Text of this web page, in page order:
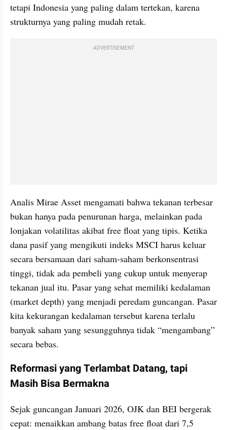
tetapi Indonesia yang paling dalam tertekan, karena
strukturnya yang paling mudah retak.
ADVERTISEMENT
Analis Mirae Asset mengamati bahwa tekanan terbesar
bukan hanya pada penurunan harga, melainkan pada
lonjakan volatilitas akibat free float yang tipis. Ketika
dana pasif yang mengikuti indeks MSCI harus keluar
secara bersamaan dari saham-saham berkonsentrasi
tinggi, tidak ada pembeli yang cukup untuk menyerap
tekanan jual itu. Pasar yang sehat memiliki kedalaman
(market depth) yang menjadi peredam guncangan. Pasar
kita kekurangan kedalaman tersebut karena terlalu
banyak saham yang sesungguhnya tidak “mengambang”
secara bebas.
Reformasi yang Terlambat Datang, tapi
Masih Bisa Bermakna
Sejak guncangan Januari 2026, OJK dan BEI bergerak
cepat: menaikkan ambang batas free float dari 7,5